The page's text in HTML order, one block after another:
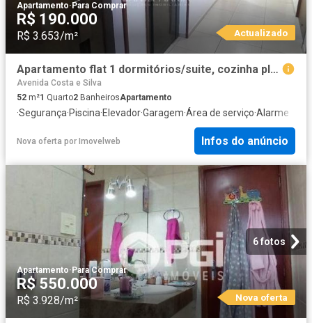
Apartamento· Para Comprar
R$ 190.000
R$ 3.653/m² Actualizado
Apartamento flat 1 dormitórios/suite, cozinha planejada, portaria 24 horas, elevador, em condomíni
Avenida Costa e Silva
52 m²1 Quarto2 BanheirosApartamento
·Segurança·Piscina·Elevador·Garagem·Área de serviço·Alarme
Nova oferta por Imovelweb Infos do anúncio
6 fotos
Apartamento·Para Comprar
R$ 550.000
R$ 3.928/m² Nova oferta